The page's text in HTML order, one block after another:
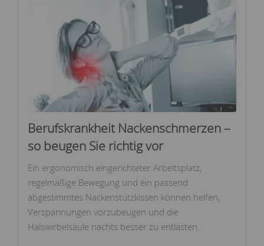
Berufskrankheit Nackenschmerzen –
so beugen Sie richtig vor
Ein ergonomisch eingerichteter Arbeitsplatz,
regelmäßige Bewegung und ein passend
abgestimmtes Nackenstützkissen können helfen,
Verspannungen vorzubeugen und die
Halswirbelsäule nachts besser zu entlasten.